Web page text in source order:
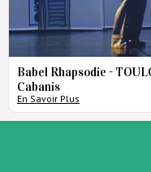
Babel Rhapsodie -
Cabanis
En Savoir Plus